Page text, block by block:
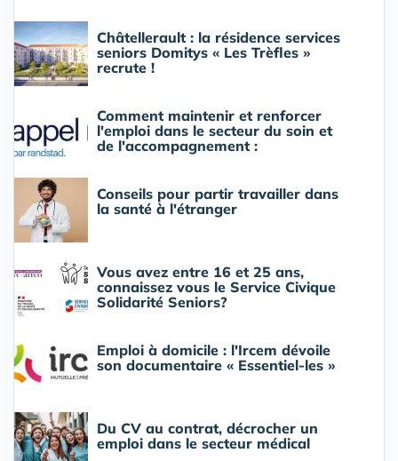
Châtellerault : la résidence services
seniors Domitys « Les Trèfles »
recrute !
Comment maintenir et renforcer
l'emploi dans le secteur du soin et
de l'accompagnement :
Conseils pour partir travailler dans
la santé à l'étranger
Vous avez entre 16 et 25 ans,
connaissez vous le Service Civique
Solidarité Seniors?
Emploi à domicile : l'Ircem dévoile
son documentaire « Essentiel-les »
Du CV au contrat, décrocher un
emploi dans le secteur médical